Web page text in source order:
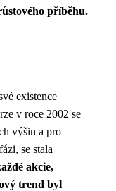
příběhu.
existence
v roce 2002 se
výšin a pro
se stala
akcie,
trend byl